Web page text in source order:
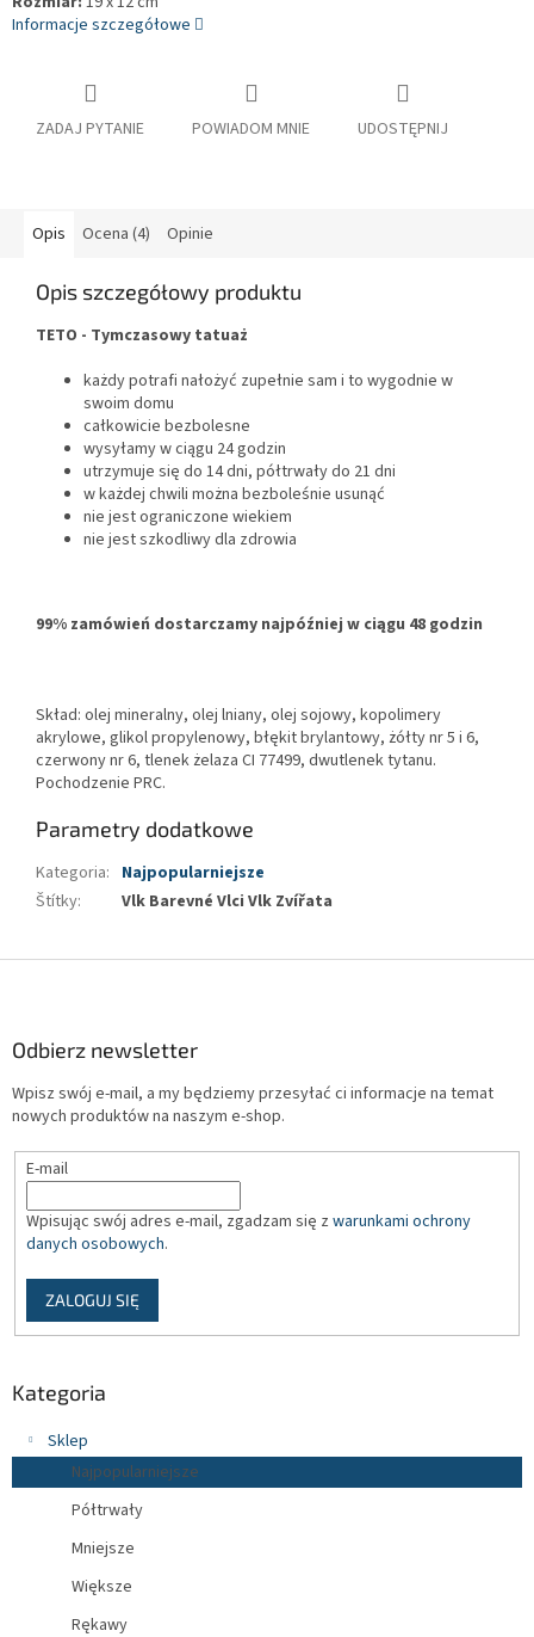
Informacje szczegółowe
ZADAJ PYTANIE POWIADOM MNIE UDOSTĘPNIJ
Opis Ocena (4) Opinie
Opis szczegółowy produktu
TETO - Tymczasowy tatuaż
każdy potrafi nałożyć zupełnie sam i to wygodnie w
swoim domu
całkowicie bezbolesne
wysyłamy w ciągu 24 godzin
utrzymuje się do 14 dni, półtrwały do 21 dni
w każdej chwili można bezboleśnie usunąć
nie jest ograniczone wiekiem
nie jest szkodliwy dla zdrowia
99% zamówień dostarczamy najpóźniej w ciągu 48 godzin
Skład: olej mineralny, olej lniany, olej sojowy, kopolimery
akrylowe, glikol propylenowy, błękit brylantowy, żółty nr 5 i 6,
czerwony nr 6, tlenek żelaza CI 77499, dwutlenek tytanu.
Pochodzenie PRC.
Parametry dodatkowe
Kategoria: Najpopularniejsze
Štítky: Vlk Barevné Vlci Vlk Zvířata
Odbierz newsletter
Wpisz swój e-mail, a my będziemy przesyłać ci informacje na temat
nowych produktów na naszym e-shop.
E-mail
Wpisując swój adres e-mail, zgadzam się z warunkami ochrony
danych osobowych.
ZALOGUJ SIĘ
Kategoria
Sklep
Najpopularniejsze
Półtrwały
Mniejsze
Większe
Rękawy